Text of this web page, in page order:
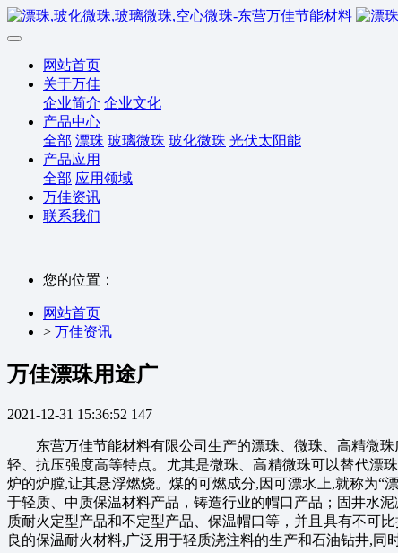
网站首页
关于万佳
企业简介 企业文化
产品中心
全部 漂珠 玻璃微珠 玻化微珠 光伏太阳能
产品应用
全部 应用领域
万佳资讯
联系我们
您的位置：
网站首页
> 万佳资讯
万佳漂珠用途广
2021-12-31 15:36:52 147
东营万佳节能材料有限公司生产的漂珠、微珠、高精微
轻、抗压强度高等特点。尤其是微珠、高精微珠可以替代漂
炉的炉膛,让其悬浮燃烧。煤的可燃成分,因可漂水上,就称为“
于轻质、中质保温材料产品，铸造行业的帽口产品；固井水
质耐火定型产品和不定型产品、保温帽口等，并且具有不可
良的保温耐火材料,广泛用于轻质浇注料的生产和石油钻井,同